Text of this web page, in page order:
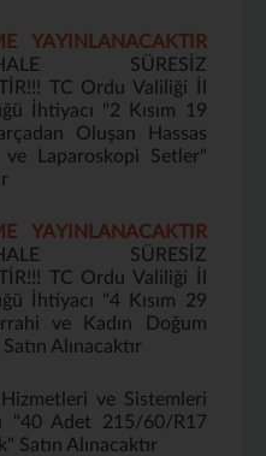
YAYINLANACAKTIR
SÜRESİZ
TC Ordu Valiliği İl
İhtiyacı "2 Kısım 19
Oluşan Hassas
ve Laparoskopi Setler"
YAYINLANACAKTIR
SÜRESİZ
TC Ordu Valiliği İl
İhtiyacı "4 Kısım 29
ve Kadın Doğum
Alınacaktır
ve Sistemleri
"40 Adet 215/60/R17
Satın Alınacaktır